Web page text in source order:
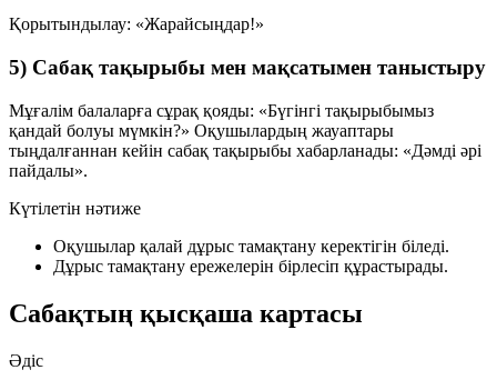
Қорытындылау: «Жарайсыңдар!»
5) Сабақ тақырыбы мен мақсатымен таныстыру
Мұғалім балаларға сұрақ қояды: «Бүгінгі тақырыбымыз
қандай болуы мүмкін?» Оқушылардың жауаптары
тыңдалғаннан кейін сабақ тақырыбы хабарланады: «Дәмді әрі
пайдалы».
Күтілетін нәтиже
Оқушылар қалай дұрыс тамақтану керектігін біледі.
Дұрыс тамақтану ережелерін бірлесіп құрастырады.
Сабақтың қысқаша картасы
Әдіс